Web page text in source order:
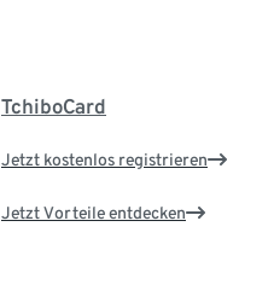
TchiboCard
Jetzt kostenlos registrieren
Jetzt Vorteile entdecken